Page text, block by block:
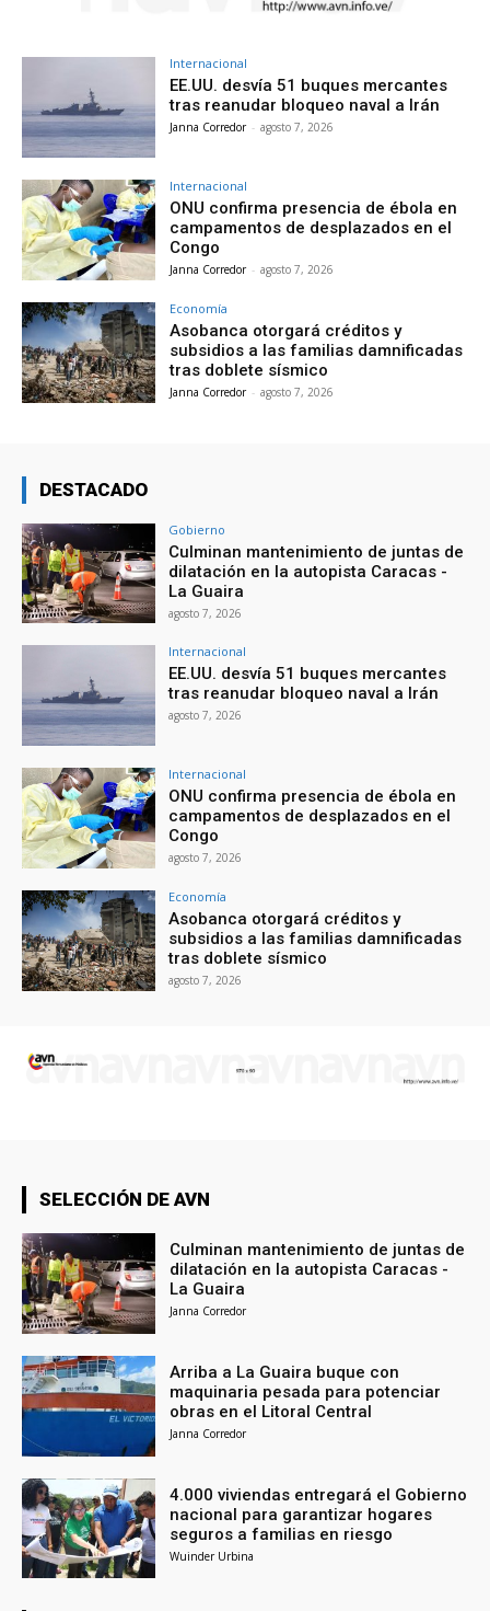
Internacional
EE.UU. desvía 51 buques mercantes
tras reanudar bloqueo naval a Irán
Janna Corredor - agosto 7, 2026
Internacional
ONU confirma presencia de ébola en
campamentos de desplazados en el
Congo
Janna Corredor - agosto 7, 2026
Economía
Asobanca otorgará créditos y
subsidios a las familias damnificadas
tras doblete sísmico
Janna Corredor - agosto 7, 2026
DESTACADO
Gobierno
Culminan mantenimiento de juntas de
dilatación en la autopista Caracas -
La Guaira
agosto 7, 2026
Internacional
EE.UU. desvía 51 buques mercantes
tras reanudar bloqueo naval a Irán
agosto 7, 2026
Internacional
ONU confirma presencia de ébola en
campamentos de desplazados en el
Congo
agosto 7, 2026
Economía
Asobanca otorgará créditos y
subsidios a las familias damnificadas
tras doblete sísmico
agosto 7, 2026
SELECCIÓN DE AVN
Culminan mantenimiento de juntas de
dilatación en la autopista Caracas -
La Guaira
Janna Corredor
Arriba a La Guaira buque con
maquinaria pesada para potenciar
obras en el Litoral Central
Janna Corredor
4.000 viviendas entregará el Gobierno
nacional para garantizar hogares
seguros a familias en riesgo
Wuinder Urbina